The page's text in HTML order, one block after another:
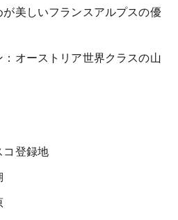
美しいフランスアルプスの優
オーストリア世界クラスの山
コ登録地